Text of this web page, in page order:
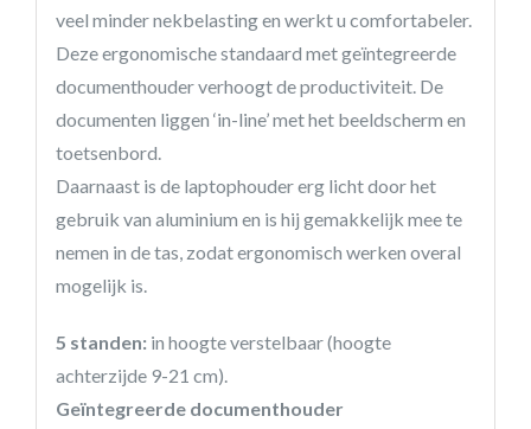
veel minder nekbelasting en werkt u comfortabeler.
Deze ergonomische standaard met geïntegreerde
documenthouder verhoogt de productiviteit. De
documenten liggen ‘in-line’ met het beeldscherm en
toetsenbord.
Daarnaast is de laptophouder erg licht door het
gebruik van aluminium en is hij gemakkelijk mee te
nemen in de tas, zodat ergonomisch werken overal
mogelijk is.
5 standen:in hoogte verstelbaar (hoogte
achterzijde 9-21 cm).
Geïntegreerde documenthouder